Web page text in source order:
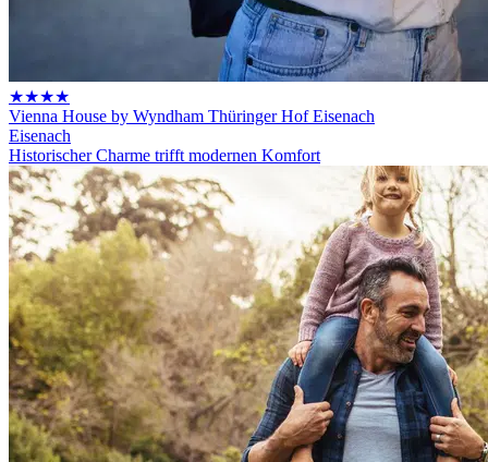
★★★★
Vienna House by Wyndham Thüringer Hof Eisenach
Eisenach
Historischer Charme trifft modernen Komfort